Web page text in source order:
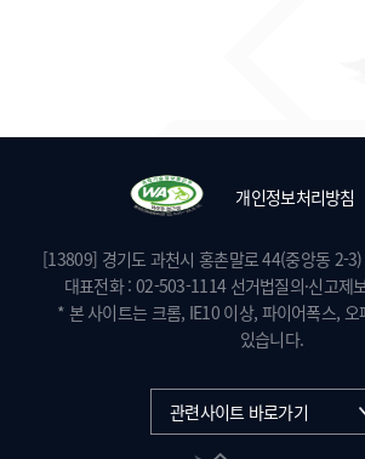
개인정보처리방침
[13809] 경기도 과천시 홍촌말로 44(중앙동 2-
대표전화 : 02-503-1114 선거법질의·신고제
* 본 사이트는 크롬, IE10 이상, 파이어폭스, 오
있습니다.
관련사이트 바로가기